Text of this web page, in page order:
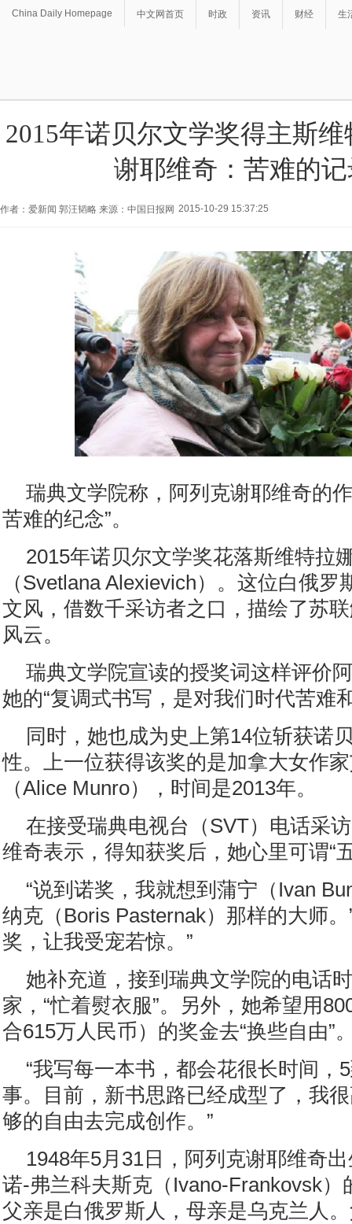
China Daily Homepage 中文网首页 时政 资讯 财经 生
2015年诺贝尔文学奖得主斯维
谢耶维奇：苦难的
作者：爱新闻 郭汪韬略 来源：中国日报网 2015-10-29 15:37:25
瑞典文学院称，阿列克谢耶维奇的
苦难的纪念”。
2015年诺贝尔文学奖花落斯维特拉
（Svetlana Alexievich）。这位白俄
文风，借数千采访者之口，描绘了苏
风云。
瑞典文学院宣读的授奖词这样评价
她的“复调式书写，是对我们时代苦难
同时，她也成为史上第14位斩获诺
性。上一位获得该奖的是加拿大女作
（Alice Munro），时间是2013年。
在接受瑞典电视台（SVT）电话采
维奇表示，得知获奖后，她心里可谓“
“说到诺奖，我就想到蒲宁（Ivan
纳克（Boris Pasternak）那样的大师。
奖，让我受宠若惊。”
她补充道，接到瑞典文学院的电话
家，“忙着熨衣服”。另外，她希望用
合615万人民币）的奖金去“换些自由”
“我写每一本书，都会花很长时间，
事。目前，新书思路已经成型了，我
够的自由去完成创作。”
1948年5月31日，阿列克谢耶维奇
诺-弗兰科夫斯克（Ivano-Frankovsk）
父亲是白俄罗斯人，母亲是乌克兰人